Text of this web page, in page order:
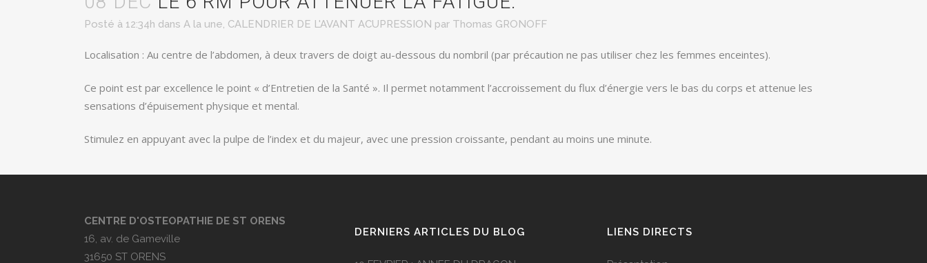
Posté à 12:34h dans A la une, CALENDRIER DE L'AVANT ACUPRESSION par Thomas GRONOFF
Localisation : Au centre de l’abdomen, à deux travers de doigt au-dessous du nombril (par précaution ne pas utiliser chez les femmes enceintes).
Ce point est par excellence le point « d’Entretien de la Santé ». Il permet notamment l’accroissement du flux d’énergie vers le bas du corps et attenue les
sensations d’épuisement physique et mental.
Stimulez en appuyant avec la pulpe de l’index et du majeur, avec une pression croissante, pendant au moins une minute.
CENTRE D'OSTEOPATHIE DE ST ORENS
16, av. de Gameville
31650 ST ORENS
DERNIERS ARTICLES DU BLOG LIENS DIRECTS